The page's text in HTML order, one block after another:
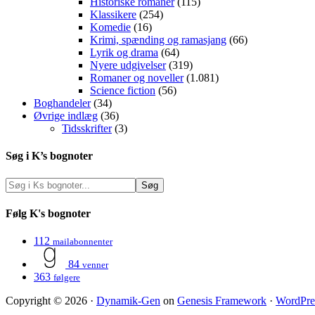
Klassikere (254)
Komedie (16)
Krimi, spænding og ramasjang (66)
Lyrik og drama (64)
Nyere udgivelser(319)
Romaner og noveller(1.081)
Science fiction (56)
Boghandeler(34)
Øvrige indlæg (36)
Tidsskrifter(3)
Søg i K’s bognoter
Følg K's bognoter
112 mailabonnenter
84 venner
363 følgere
Copyright © 2026 · Dynamik-Gen on Genesis Framework ·